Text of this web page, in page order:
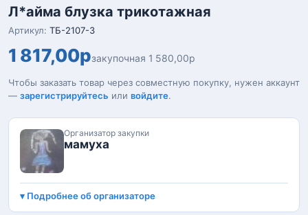
Л*айма блузка трикотажная
Артикул: ТБ-2107-3
1 817,00рзакупочная 1 580,00р
Чтобы заказать товар через совместную покупку, нужен аккаунт
— зарегистрируйтесь или войдите.
Организатор закупки
мамуха
Подробнее об организаторе